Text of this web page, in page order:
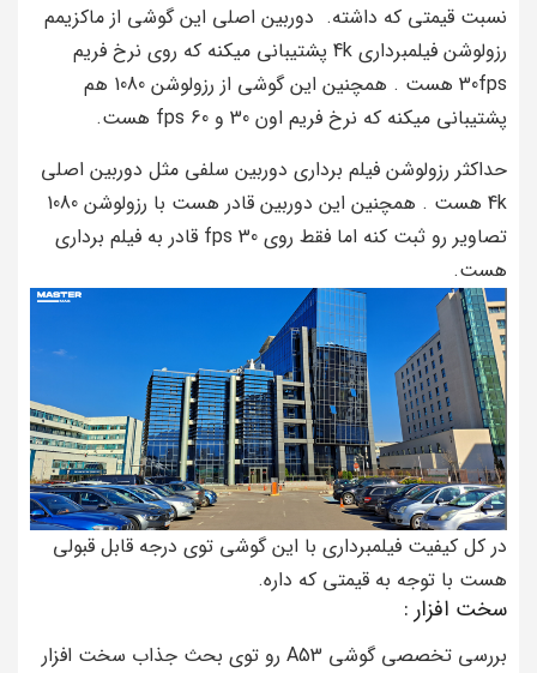
نسبت قیمتی که داشته. دوربین اصلی این گوشی از ماکزیمم
رزولوشن فیلمبرداری 4k پشتیبانی میکنه که روی نرخ فریم
30fps هست . همچنین این گوشی از رزولوشن 1080 هم
پشتیبانی میکنه که نرخ فریم اون 30 و 60 fps هست.
حداکثر رزولوشن فیلم‌ برداری دوربین‌ سلفی مثل دوربین اصلی
4k هست . همچنین این دوربین قادر هست با رزولوشن 1080
تصاویر رو ثبت کنه اما فقط روی 30 fps قادر به فیلم برداری
هست.
در کل کیفیت فیلمبرداری با این گوشی توی درجه قابل قبولی
هست با توجه به قیمتی که داره.
سخت افزار :
بررسی تخصصی گوشی A53 رو توی بحث جذاب سخت افزار